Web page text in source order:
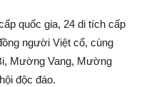
quốc gia, 24 di tích cấp
người Việt cổ, cùng
Mường Vang, Mường
độc đáo.